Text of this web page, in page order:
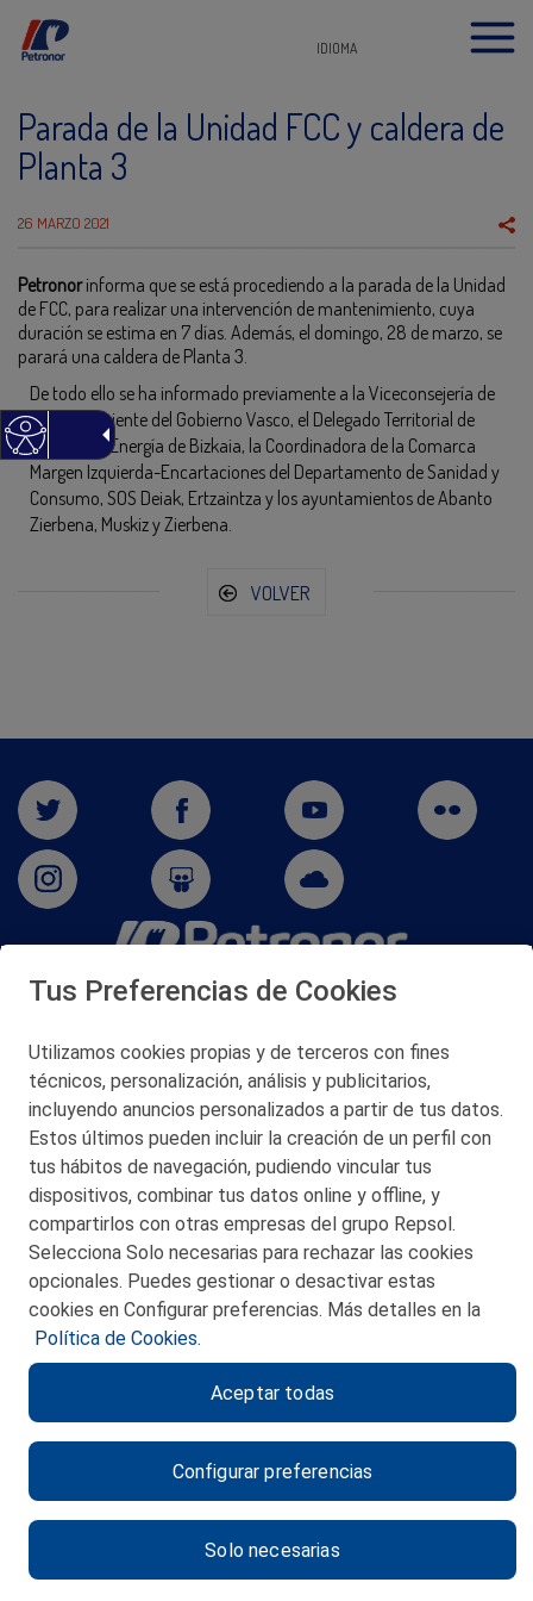
IDIOMA
Parada de la Unidad FCC y caldera de
Planta 3
26 MARZO 2021
Petronorinforma que se está procediendo a la parada de la Unidad
de FCC, para realizar una intervención de mantenimiento, cuya
duración se estima en 7 días. Además, el domingo, 28 de marzo, se
parará una caldera de Planta 3.
De todo ello se ha informado previamente a la Viceconsejería de
Medio Ambiente del Gobierno Vasco, el Delegado Territorial de
Industria y Energía de Bizkaia, la Coordinadora de la Comarca
Margen Izquierda-Encartaciones del Departamento de Sanidad y
Consumo, SOS Deiak, Ertzaintza y los ayuntamientos de Abanto
Zierbena, Muskiz y Zierbena.
VOLVER
San Martín 5-Edificio Muñatones,
© 2026 Petronor S.A.
CONTACTO
MAPA WEB
POLITICA DE PRIVACIDAD
POLITICA DE COOKIES
CANAL DE ÉTICA
Tus Preferencias de Cookies
Utilizamos cookies propias y de terceros con fines
técnicos, personalización, análisis y publicitarios,
incluyendo anuncios personalizados a partir de tus datos.
Estos últimos pueden incluir la creación de un perfil con
tus hábitos de navegación, pudiendo vincular tus
dispositivos, combinar tus datos online y offline, y
compartirlos con otras empresas del grupo Repsol.
Selecciona Solo necesarias para rechazar las cookies
opcionales. Puedes gestionar o desactivar estas
cookies en Configurar preferencias. Más detalles en la
Política de Cookies.
Configurar preferencias
Solo necesarias
Aceptar todas